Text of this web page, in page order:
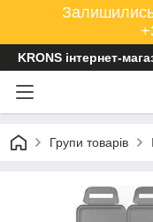
KRONS інтернет-
Групи товарів